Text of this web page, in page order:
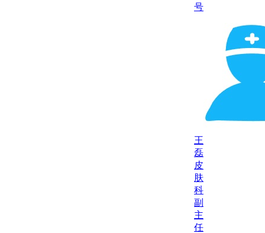
号
王
磊
皮
肤
科
副
主
任